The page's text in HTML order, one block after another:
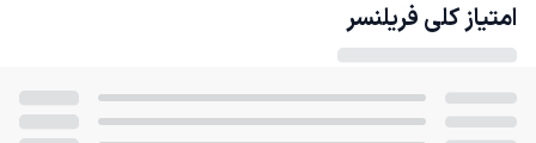
امتیاز کلی فریلنسر